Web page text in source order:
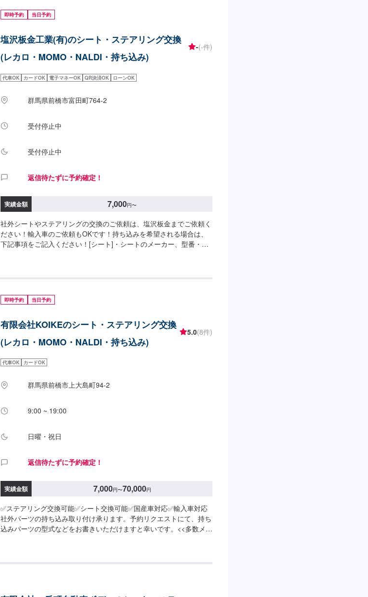
間】定休日：日曜日、祝日営業時間：9:00~18:00
即時予約 当日予約
塩沢板金工業(有)のシート・ステアリング交換
(レカロ・MOMO・NALDI・持ち込み)
-(-件)
代車OK カードOK 電子マネーOK QR決済OK ローンOK
群馬県前橋市富田町764-2
受付停止中
受付停止中
返信待たずに予約確定！
実績金額 7,000円〜
社外シートやステアリングの交換のご依頼は、塩沢板金までご依頼く
ださい！輸入車のご依頼もOKです！持ち込みを希望される場合は、
下記事項をご記入ください！[シート]・シートのメーカー、型番・シ
即時予約 当日予約
有限会社KOIKEのシート・ステアリング交換
(レカロ・MOMO・NALDI・持ち込み)
5.0(8件)
代車OK カードOK
群馬県前橋市上大島町94-2
9:00 ~ 19:00
日曜・祝日
返信待たずに予約確定！
実績金額 7,000円〜70,000円
✅ステアリング交換可能✅シート交換可能✅国産車対応✅輸入車対応
社外パーツの持ち込み取り付け承ります。予約リクエストにて、持ち
込みパーツの型式などをお書きいただけますと幸いです。<<多数メー